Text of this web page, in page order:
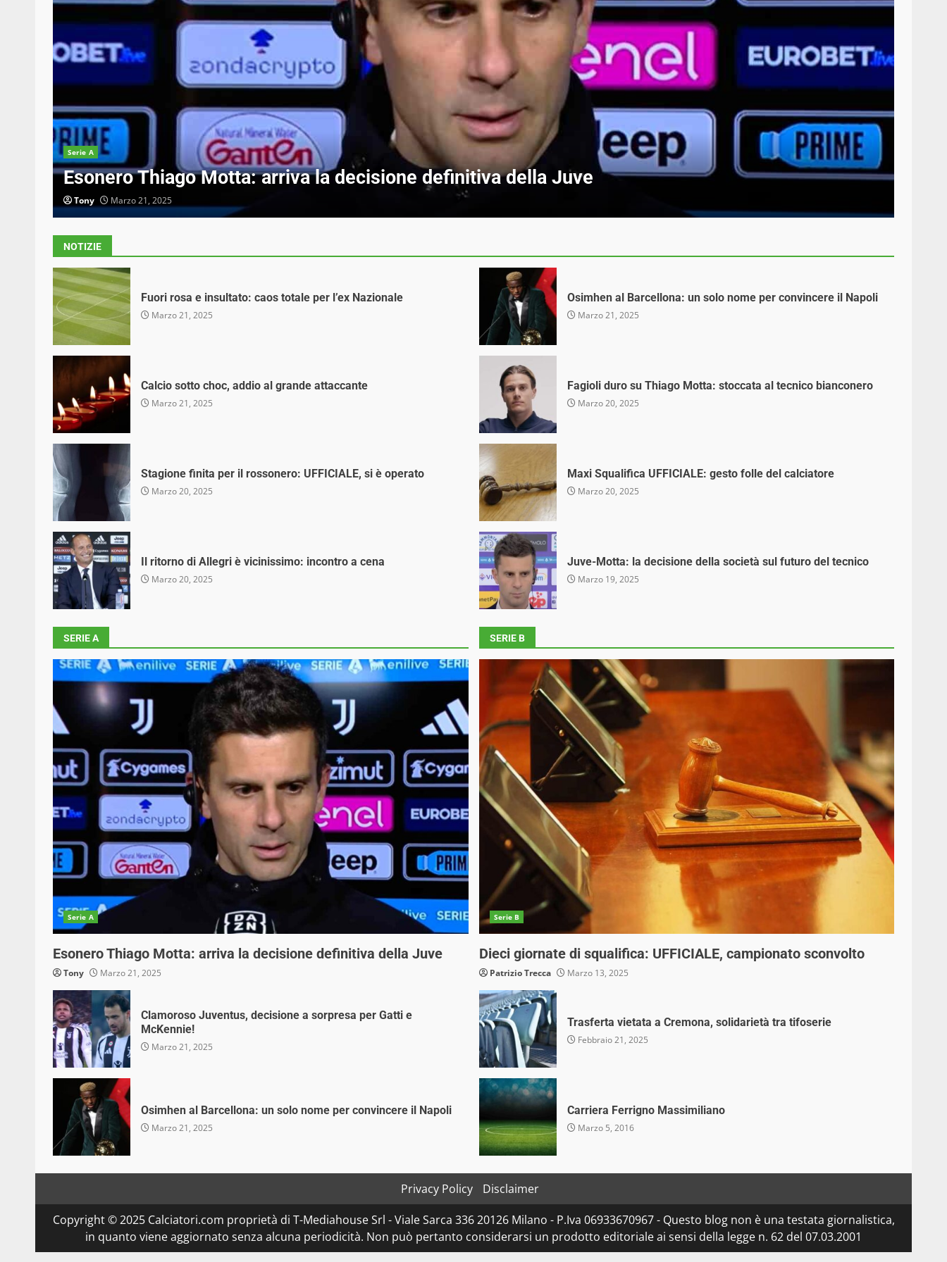
Notizie
Fuori rosa e insultato: caos totale per l’ex Nazionale
Bruno De Santis Marzo 21, 2025
NOTIZIE
Fuori rosa e insultato: caos totale per l’ex Nazionale
Marzo 21, 2025
Osimhen al Barcellona: un solo nome per convincere il Napoli
Marzo 21, 2025
Calcio sotto choc, addio al grande attaccante
Marzo 21, 2025
Fagioli duro su Thiago Motta: stoccata al tecnico bianconero
Marzo 20, 2025
Stagione finita per il rossonero: UFFICIALE, si è operato
Marzo 20, 2025
Maxi Squalifica UFFICIALE: gesto folle del calciatore
Marzo 20, 2025
Il ritorno di Allegri è vicinissimo: incontro a cena
Marzo 20, 2025
Juve-Motta: la decisione della società sul futuro del tecnico
Marzo 19, 2025
SERIE A
Serie A
Esonero Thiago Motta: arriva la decisione definitiva della Juve
Tony Marzo 21, 2025
Clamoroso Juventus, decisione a sorpresa per Gatti e
McKennie!
Marzo 21, 2025
Osimhen al Barcellona: un solo nome per convincere il Napoli
Marzo 21, 2025
SERIE B
Serie B
Dieci giornate di squalifica: UFFICIALE, campionato sconvolto
Patrizio Trecca Marzo 13, 2025
Trasferta vietata a Cremona, solidarietà tra tifoserie
Febbraio 21, 2025
Carriera Ferrigno Massimiliano
Marzo 5, 2016
Privacy Policy
Disclaimer
Copyright © 2025 Calciatori.com proprietà di T-Mediahouse Srl - Viale Sarca 336 20126 Milano - P.Iva 06933670967 - Questo blog non è una testata giornalistica,
in quanto viene aggiornato senza alcuna periodicità. Non può pertanto considerarsi un prodotto editoriale ai sensi della legge n. 62 del 07.03.2001